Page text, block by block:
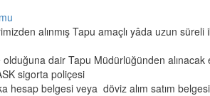
alınmış Tapu amaçlı yâda uzun süreli
dair Tapu Müdürlüğünden alınacak
sigorta poliçesi
hesap belgesi veya döviz alım satım belgesi